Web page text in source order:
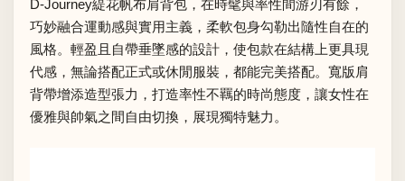
D-Journey緹花帆布肩背包，在時髦與率性間游刃有餘，
巧妙融合運動感與實用主義，柔軟包身勾勒出隨性自在的
風格。輕盈且自帶垂墜感的設計，使包款在結構上更具現
代感，無論搭配正式或休閒服裝，都能完美搭配。寬版肩
背帶增添造型張力，打造率性不羈的時尚態度，讓女性在
優雅與帥氣之間自由切換，展現獨特魅力。